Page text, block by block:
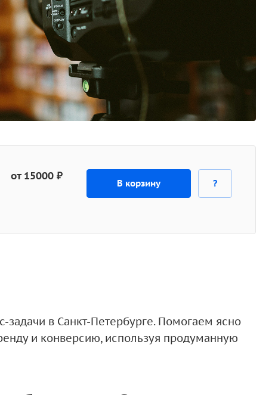
от 15000 ₽
В корзину ?
в Санкт-Петербурге. Помогаем ясно
и конверсию, используя продуманную